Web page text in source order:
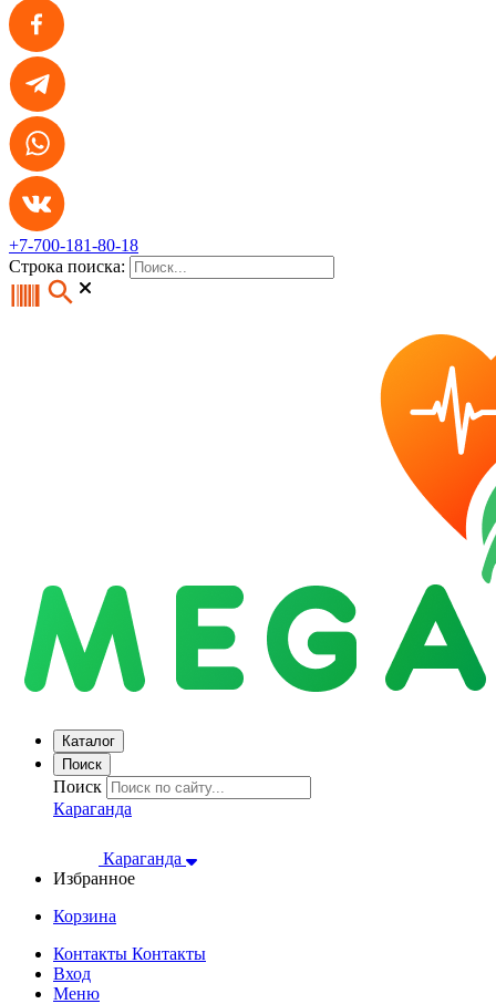
+7-700-181-80-18
Строка поиска:
Каталог
Поиск
Поиск
Караганда
Караганда
Избранное
Корзина
Контакты Контакты
Вход
Меню